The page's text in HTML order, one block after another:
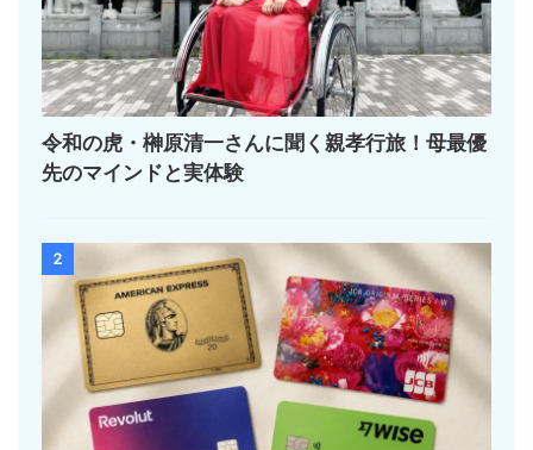
令和の虎・榊󠄀原清一さんに聞く親孝行旅！母最優
先のマインドと実体験
2